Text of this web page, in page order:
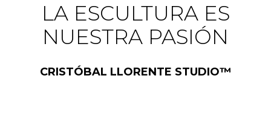
LA ESCULTURA ES
NUESTRA PASIÓN
CRISTÓBAL LLORENTE STUDIO™